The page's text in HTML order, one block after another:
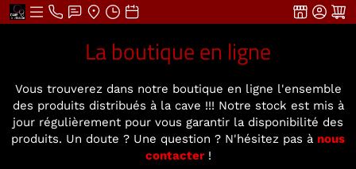
La boutique en ligne
Vous trouverez dans notre boutique en ligne l'ensemble
des produits distribués à la cave !!! Notre stock est mis à
jour régulièrement pour vous garantir la disponibilité des
produits. Un doute ? Une question ? N'hésitez pas à nous
contacter!